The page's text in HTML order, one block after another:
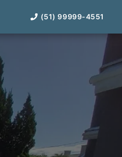
(51) 99999-4551